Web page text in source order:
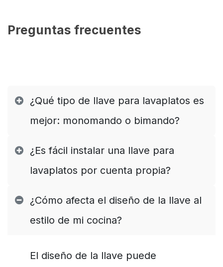
Preguntas frecuentes
¿Qué tipo de llave para lavaplatos es
mejor: monomando o bimando?
¿Es fácil instalar una llave para
lavaplatos por cuenta propia?
¿Cómo afecta el diseño de la llave al
estilo de mi cocina?
El diseño de la llave puede